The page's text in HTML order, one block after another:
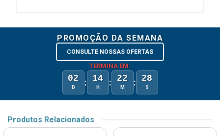
PROMOÇÃO DA SEMANA
CONSULTE NOSSAS OFERTAS
TERMINA EM:
02
D : 14
H : 22
M : 27
S
Produtos Relacionados